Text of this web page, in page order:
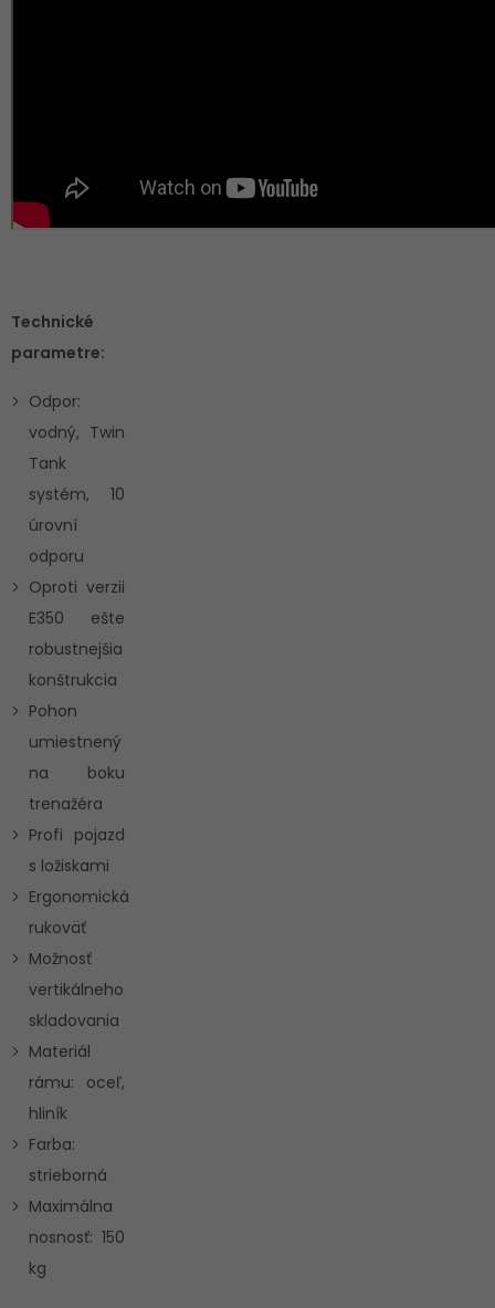
Technické
parametre:
Odpor:
vodný, Twin
Tank
systém, 10
úrovní
odporu
Oproti verzii
E350 ešte
robustnejšia
konštrukcia
Pohon
umiestnený
na boku
trenažéra
Profi pojazd
s ložiskami
Ergonomická
rukoväť
Možnosť
vertikálneho
skladovania
Materiál
rámu: oceľ,
hliník
Farba:
strieborná
Maximálna
nosnosť: 150
kg